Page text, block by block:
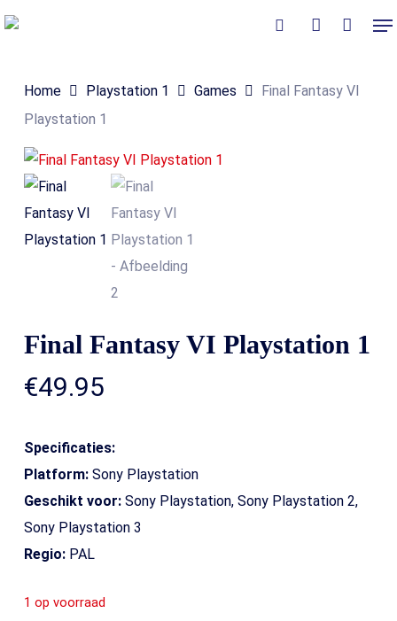
Skip
content
Home Playstation 1 Games
Final Fantasy VI
Playstation 1
Final Fantasy VI Playstation 1
€49.95
Specificaties:
Platform:Sony Playstation
Geschikt voor:Sony Playstation, Sony Playstation 2,
Sony Playstation 3
Regio:PAL
1 op voorraad